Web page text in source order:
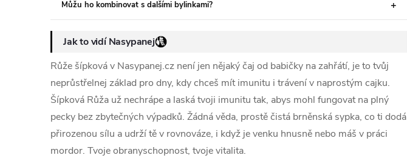
Můžu ho kombinovat s dalšími bylinkami?
Jak to vidí Nasypanej
Růže šípková v Nasypanej.cz není jen nějaký čaj od babičky na zahřátí, je to tvůj
neprůstřelnej základ pro dny, kdy chceš mít imunitu i trávení v naprostým cajku.
Šípková Růža už nechrápe a laská tvoji imunitu tak, abys mohl fungovat na plný
pecky bez zbytečných výpadků. Žádná věda, prostě čistá brněnská sypka, co ti dodá
přirozenou sílu a udrží tě v rovnováze, i když je venku hnusně nebo máš v práci
mordor. Tvoje obranyschopnost, tvoje vitalita.